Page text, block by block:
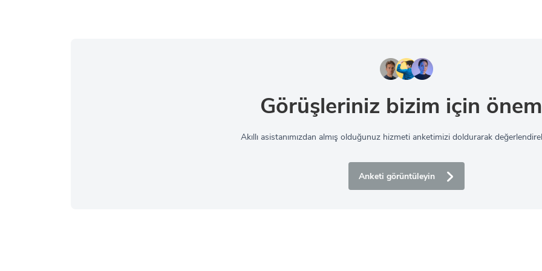
Görüşleriniz bizim için
Akıllı asistanımızdan almış olduğunuz hizmeti anketimizi doldurarak
Anketi görüntüleyin